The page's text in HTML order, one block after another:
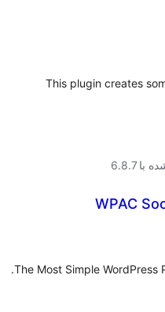
This plugin creates
6.8.7
WPAC
The Most Simple WordPress